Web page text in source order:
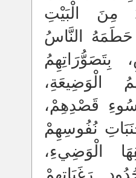
مِنَ الْبَيْتِ
حَطَمَهُ النَّاسُ
بِتَصَوُّرَاتِهِمُ
الْوَضِيعَةِ،
قَصْدِهِمْ،
نُفُوسِهِمْ
الْوَضِيءِ،
رَغَبَاتِهِمْ